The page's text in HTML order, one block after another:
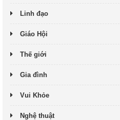
Linh đạo
Giáo Hội
Thế giới
Gia đình
Vui Khỏe
Nghệ thuật